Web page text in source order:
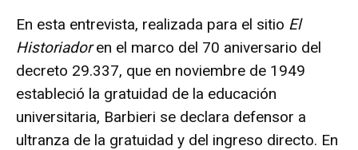
En esta entrevista, realizada para el sitio El
Historiadoren el marco del 70 aniversario del
decreto 29.337, que en noviembre de 1949
estableció la gratuidad de la educación
universitaria, Barbieri se declara defensor a
ultranza de la gratuidad y del ingreso directo. En